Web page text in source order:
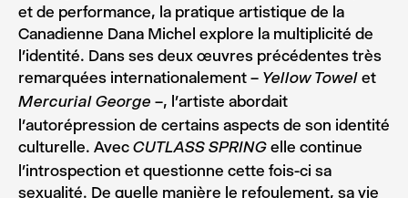
et de performance, la pratique artistique de la
Canadienne Dana Michel explore la multiplicité de
l’identité. Dans ses deux œuvres précédentes très
remarquées internationalement – Yellow Towel et
Mercurial George –, l’artiste abordait
l’autorépression de certains aspects de son identité
culturelle. Avec CUTLASS SPRING elle continue
l’introspection et questionne cette fois-ci sa
sexualité. De quelle manière le refoulement, sa vie